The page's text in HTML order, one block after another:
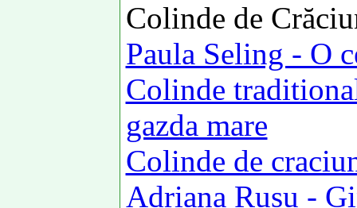
Colinde de
Paula Seling - O
Colinde
gazda mare
Colinde de
Adriana Rusu -